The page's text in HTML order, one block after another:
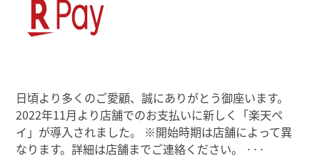
日頃より多くのご愛顧、誠にありがとう御座います。
2022年11月より店舗でのお支払いに新しく「楽天ペ
イ」が導入されました。 ※開始時期は店舗によって異
なります。詳細は店舗までご連絡ください。
···